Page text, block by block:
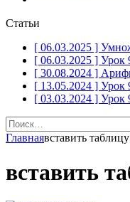
Статьи
[ 06.03.2025 ]
[ 06.03.2025 ] Урок
[ 30.08.2024 ]
[ 13.05.2024 ] Урок
[ 03.03.2024 ] Урок
Найти:
Главнаявставить
вставить